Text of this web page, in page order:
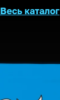
Весь каталог